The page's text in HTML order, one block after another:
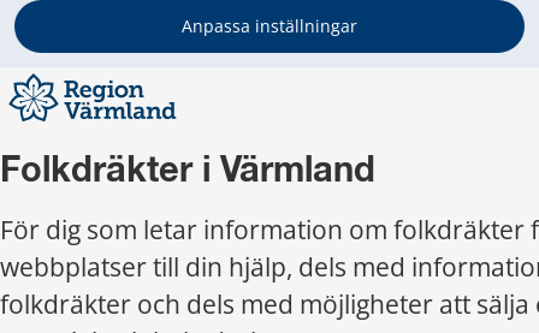
Anpassa inställningar
Folkdräkter i Värmland
För dig som letar information om folkdräkter
webbplatser till din hjälp, dels med
folkdräkter och dels med möjligheter att sälja